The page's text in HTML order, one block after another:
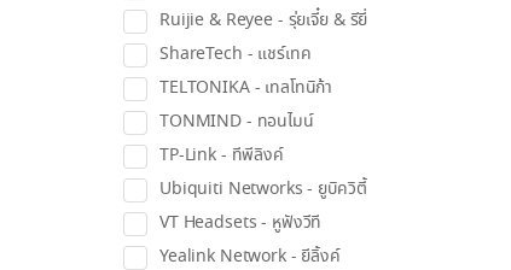
Ruijie & Reyee - รุ่ยเจี๋ย & รียี่
ShareTech - แชร์เทค
TELTONIKA - เทลโทนิก้า
TONMIND - ทอนไมน์
TP-Link - ทีพีลิงค์
Ubiquiti Networks - ยูบิควิตี้
VT Headsets - หูฟังวีที
Yealink Network - ยีลิ้งค์